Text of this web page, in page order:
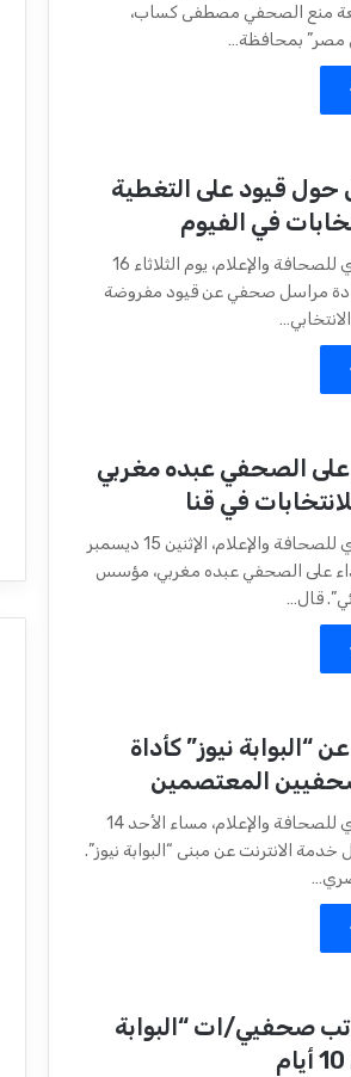
2025، واقعة منع الصحفي مصطفى كساب،
مصر” بمحافظة…
قيود على التغطية
في الفيوم
وثق المرصد المصري للصحافة والإعلام، يوم الثلاثاء 16
2025، شهادة مراسل صحفي عن قيود مفروضة
الصحفي عبده مغربي
في قنا
وثق المرصد المصري للصحافة والإعلام، الإثنين 15 ديسمبر
على الصحفي عبده مغربي، مؤسس
قال…
“البوابة نيوز” كأداة
المعتصمين
وثق المرصد المصري للصحافة والإعلام، مساء الأحد 14
2025، فصل خدمة الانترنت عن مبنى “البوابة نيوز”.
صحفيي/ات “البوابة